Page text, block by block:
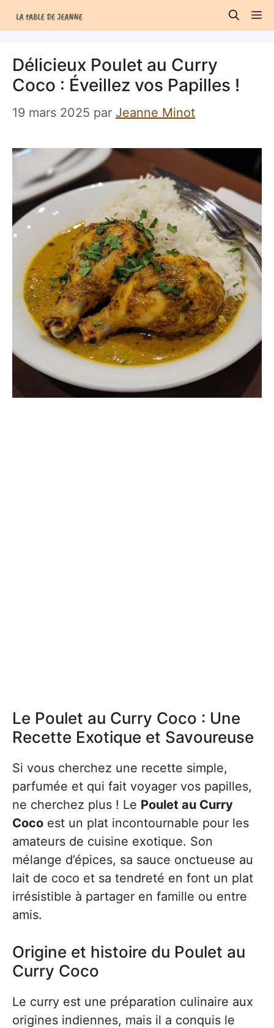
au
Délicieux Poulet au Curry
Coco : Éveillez vos Papilles !
19 mars 2025 par Jeanne Minot
Le Poulet au Curry Coco : Une
Recette Exotique et Savoureuse
Si vous cherchez une recette simple,
parfumée et qui fait voyager vos papilles,
ne cherchez plus ! Le Poulet au Curry
Coco est un plat incontournable pour les
amateurs de cuisine exotique. Son
mélange d’épices, sa sauce onctueuse au
lait de coco et sa tendreté en font un plat
irrésistible à partager en famille ou entre
amis.
Origine et histoire du Poulet au
Curry Coco
Le curry est une préparation culinaire aux
origines indiennes, mais il a conquis le